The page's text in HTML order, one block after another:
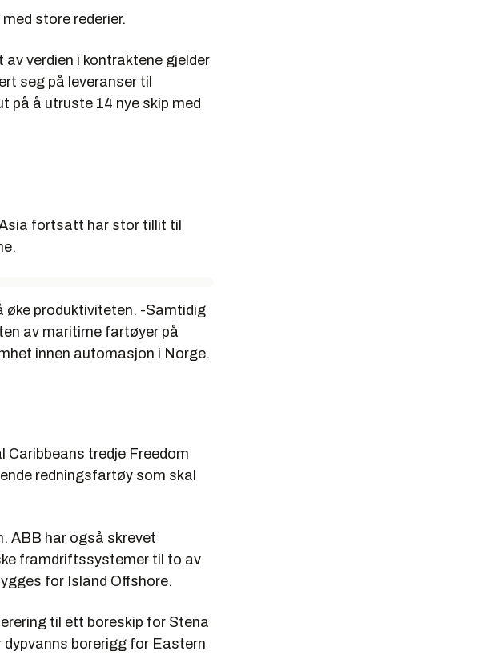
store rederier.
verdien i kontraktene gjelder
seg på leveranser til
på å utruste 14 nye skip med
Asia fortsatt har stor tillit til
øke produktiviteten. -Samtidig
av maritime fartøyer på
innen automasjon i Norge.
tredje Freedom
redningsfartøy som skal
ABB har også skrevet
framdriftssystemer til to av
for Island Offshore.
til ett boreskip for Stena
borerigg for Eastern